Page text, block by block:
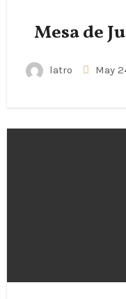
Mesa de
latro May